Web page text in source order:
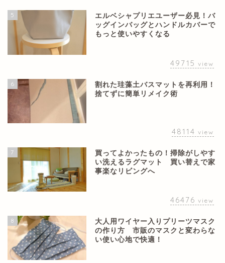
5
エルベシャプリエユーザー必見！バ
ッグインバッグとハンドルカバーで
もっと使いやすくなる
49715 view
6
割れた珪藻土バスマットを再利用！
捨てずに簡単リメイク術
48114 view
7
買ってよかったもの！掃除がしやす
い洗えるラグマット 買い替えで家
事楽なリビングへ
46476 view
8
大人用ワイヤー入りプリーツマスク
の作り方 市販のマスクと変わらな
い使い心地で快適！